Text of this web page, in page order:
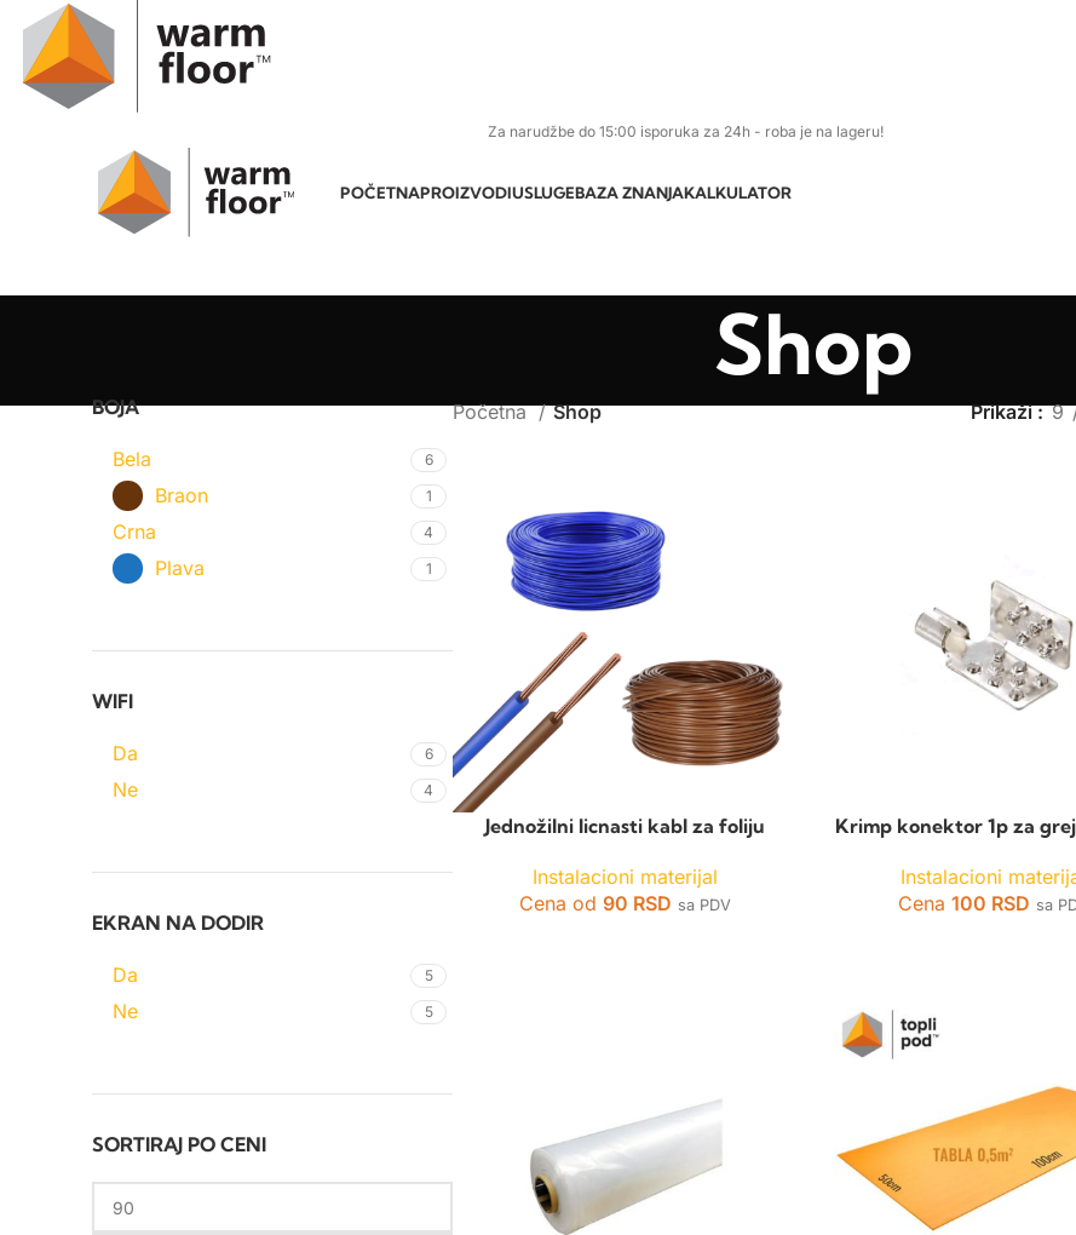
Za narudžbe do 15:00 isporuka za 24h - roba je na lageru!
POČETNAPROIZVODIUSLUGEBAZA ZNANJAKALKULATOR
Shop
BOJA
Bela 6
Braon 1
Crna 4
Plava 1
WIFI
Da 6
Ne 4
EKRAN NA DODIR
Da 5
Ne 5
SORTIRAJ PO CENI
Početna Shop Prikaži 9
Jednožilni licnasti kabl za foliju
Instalacioni materijal
Cena od 90 RSD sa PDV
Krimp konektor 1p za
Instalacioni
Cena 100 RSD sa